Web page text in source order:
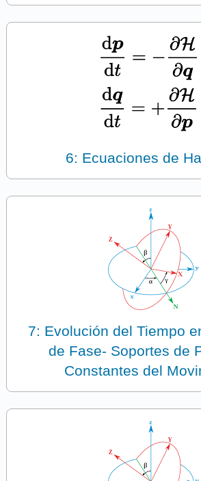
6: Ecuaciones de
7: Evolución del Tiempo
de Fase- Soportes de
Constantes del